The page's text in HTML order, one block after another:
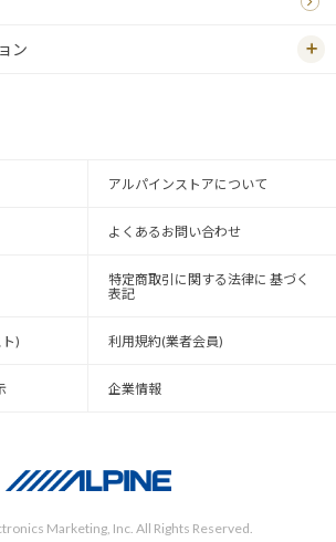
ン
アルパインストアについて
よくあるお問い合わせ
特定商取引に関する法律に 基づく
表記
) 利用規約(業者会員)
企業情報
Marketing, Inc. All Rights Reserved.